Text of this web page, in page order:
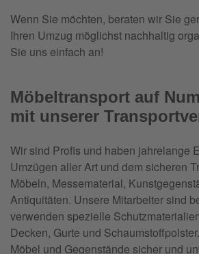
Wenn Sie möchten, beraten wir Sie
Ihren Umzug möglichst nachhaltig
Sie uns einfach an!
Möbeltransport auf
mit unserer
Wir sind Profis und haben jahrelange
Umzügen aller Art und dem sicheren
Möbeln, Messematerial,
Antiquitäten. Unsere Mitarbeiter sind
verwenden spezielle
Decken, Gurte und
Möbel und Gegenstände sicher und